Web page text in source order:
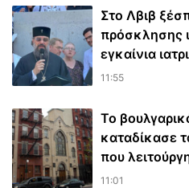
Στο Λβιβ
πρόσκλησης
εγκαίνια
11:55
Το
καταδίκασε
που
11:01